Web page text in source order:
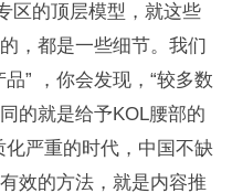
区的顶层模型，就这些
，都是一些细节。我们
” ，你会发现，“较多数
的就是给予KOL腰部的
化严重的时代，中国不缺
效的方法，就是内容推